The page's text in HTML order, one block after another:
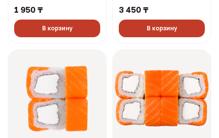
251 ккал)
1 950 ₸
В корзину
501 ккал)
3 450 ₸
В корзину